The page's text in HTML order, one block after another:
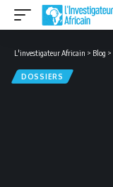
L'investigateur Africain > Blog >
DOSSIERS